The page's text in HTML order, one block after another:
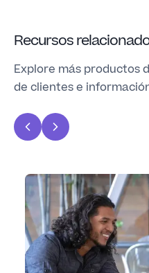
Recursos
Explore más productos
de clientes e